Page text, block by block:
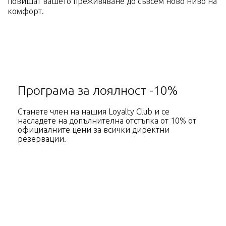
Контакт
комфорт.
Програма за лоялност -10%
Станете член на нашия Loyalty Club и се
насладете на допълнителна отстъпка от 10% от
официалните цени за всички директни
резервации.